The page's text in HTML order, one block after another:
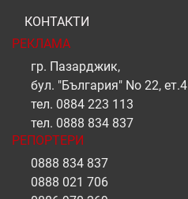
КОНТАКТИ
РЕКЛАМА
гр. Пазарджик,
бул. "България" No 22, ет.4
тел. 0884 223 113
тел. 0888 834 837
РЕПОРТЕРИ
0888 834 837
0888 021 706